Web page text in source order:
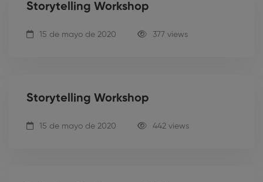
Storytelling Workshop
15 de mayo de 2020 377 views
Storytelling Workshop
15 de mayo de 2020 442 views